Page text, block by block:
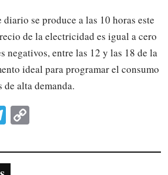
se produce a las 10 horas este
de la electricidad es igual a cero
negativos, entre las 12 y las 18 de la
ideal para programar el consumo
alta demanda.
Te
gr y